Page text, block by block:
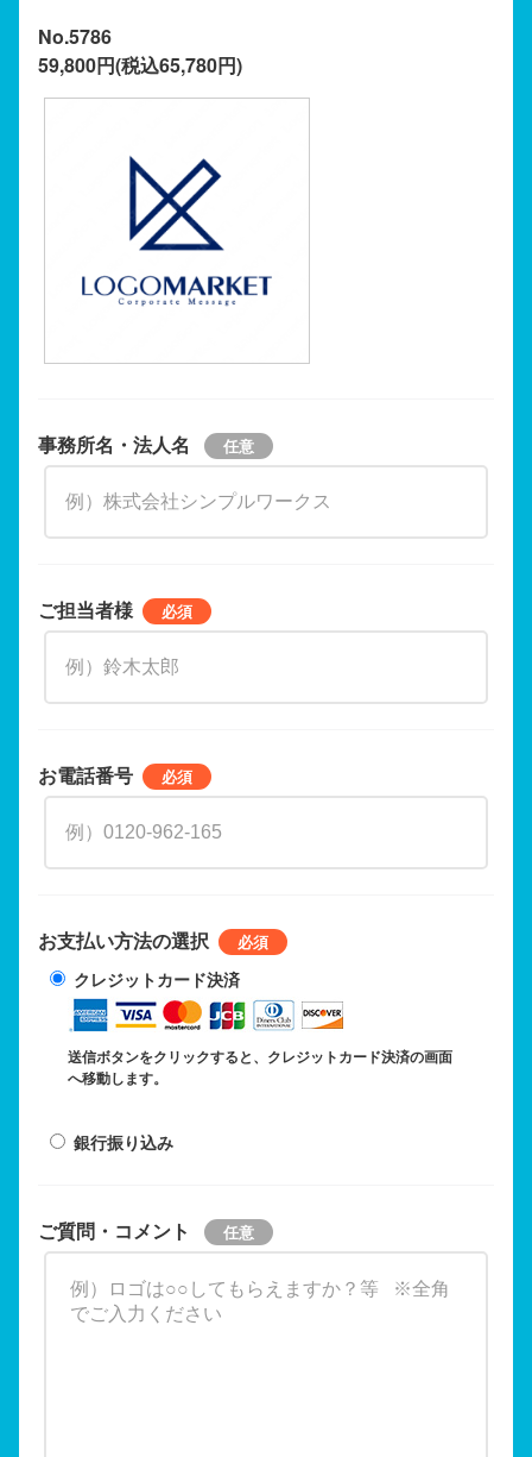
No.5786
59,800円(税込65,780円)
事務所名・法人名
ご担当者様
お電話番号
お支払い方法の選択
クレジットカード決済
送信ボタンをクリックすると、クレジットカード決済の画面
へ移動します。
銀行振り込み
ご質問・コメント